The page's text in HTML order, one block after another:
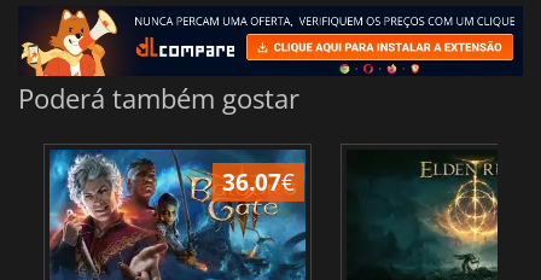
Poderá também gostar
36.07€